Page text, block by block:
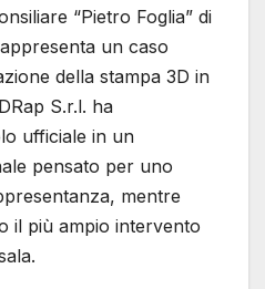
“Pietro Foglia” di
un caso
della stampa 3D in
S.r.l. ha
ufficiale in un
pensato per uno
mentre
il più ampio intervento